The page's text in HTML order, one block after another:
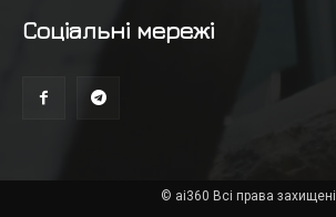
Соціальні мережі
© ai360 Всі права захищені